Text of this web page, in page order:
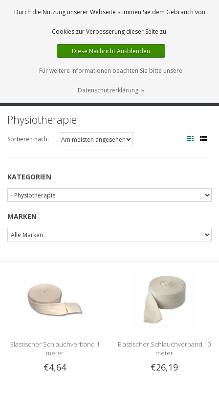
0 Artikel
DE
Physiotherapie
Sortieren nach:
KATEGORIEN
MARKEN
Elastischer Schlauchverband 1
meter
€4,64
Elastischer Schlauchverband 10
meter
€26,19
Durch die Nutzung unserer Webseite stimmen Sie dem Gebrauch von
Cookies zur Verbesserung dieser Seite zu.
Diese Nachricht Ausblenden
Für weitere Informationen beachten Sie bitte unsere
Datenschutzerklärung. »